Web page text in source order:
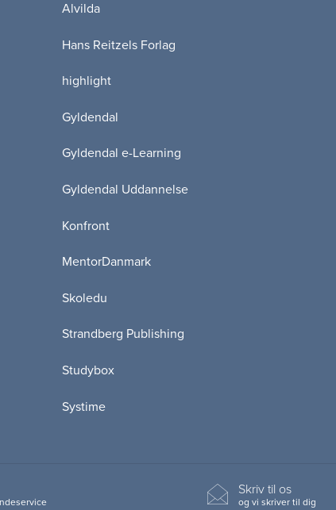
Alvilda
Hans Reitzels Forlag
highlight
Gyldendal
Gyldendal e-Learning
Gyldendal Uddannelse
Konfront
MentorDanmark
Skoledu
Strandberg Publishing
Studybox
Systime
Skriv til os
og vi skriver til dig